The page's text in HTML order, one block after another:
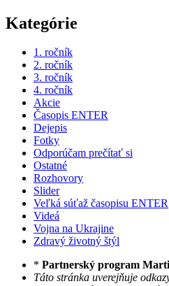
Kategórie
1. ročník
2. ročník
3. ročník
4. ročník
Akcie
Časopis ENTER
Dejepis
Fotky
Odporúčam prečítať si
Ostatné
Rozhovory
Slider
Veľká súťaž časopisu ENTER
Videá
Vojna na Ukrajine
Zdravý životný štýl
* Partnerský program
Táto stránka uverejňuje